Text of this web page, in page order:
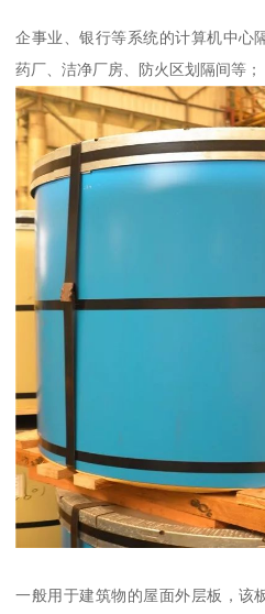
企事业、银行等系统的计算机中心
药厂、洁净厂房、防火区划隔间等；
一般用于建筑物的屋面外层板，该